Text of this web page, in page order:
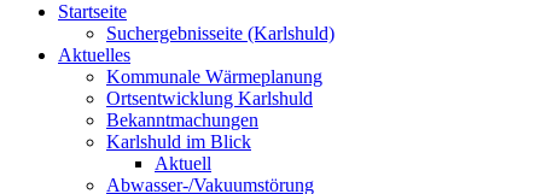
Startseite
Suchergebnisseite (Karlshuld)
Aktuelles
Kommunale Wärmeplanung
Ortsentwicklung Karlshuld
Bekanntmachungen
Karlshuld im Blick
Aktuell
Abwasser-/Vakuumstörung